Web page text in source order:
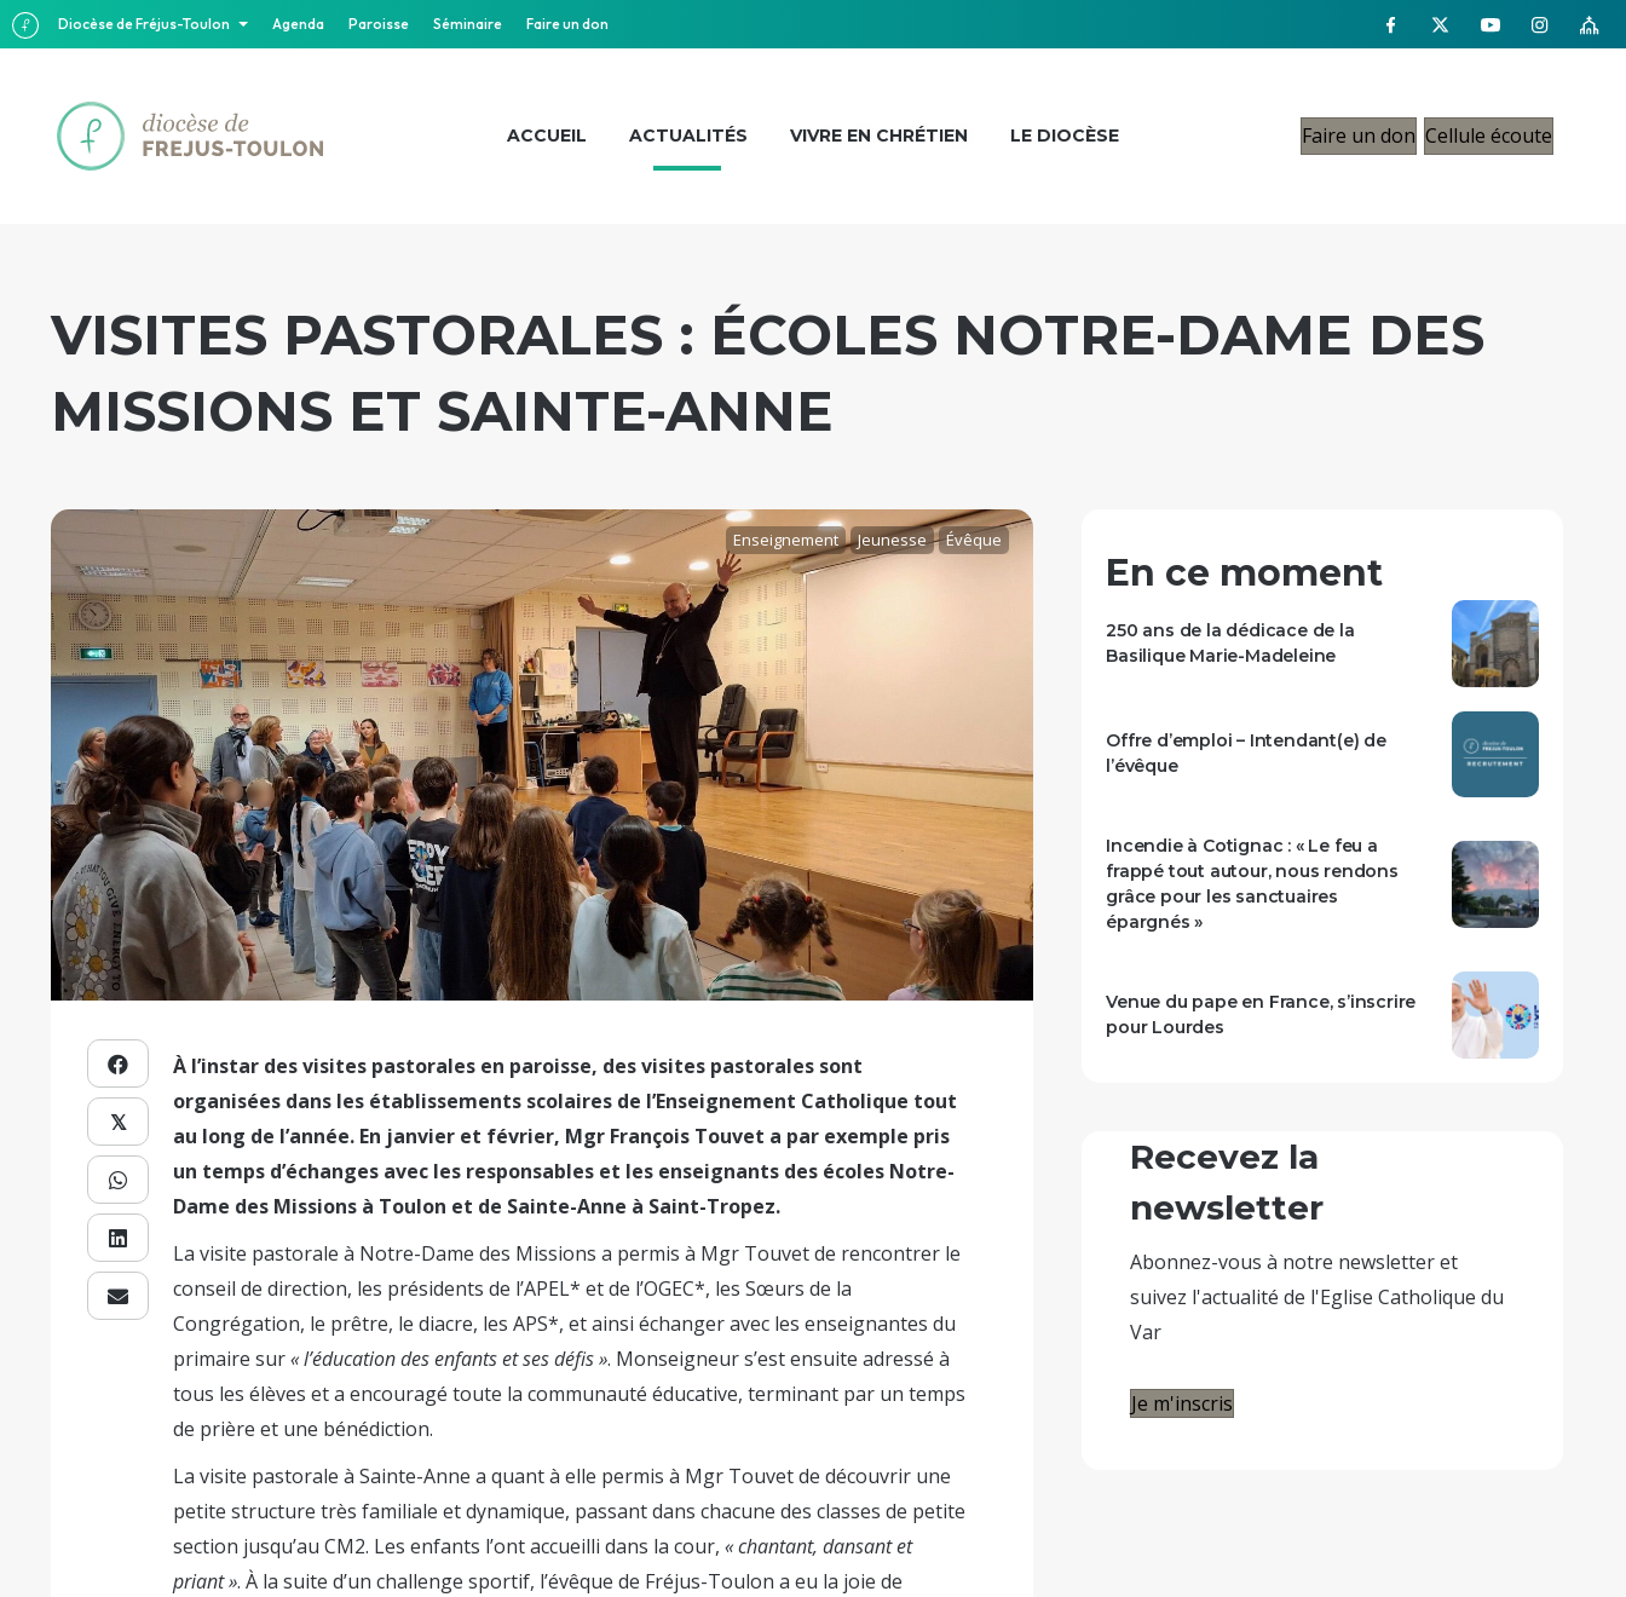
Diocèse de Fréjus-Toulon Agenda Paroisse Séminaire Faire un don
ACCUEIL ACTUALITÉS VIVRE EN CHRÉTIEN LE DIOCÈSE Faire un don Cellule écoute
VISITES PASTORALES : ÉCOLES NOTRE-DAME DES
MISSIONS ET SAINTE-ANNE
Enseignement Jeunesse Évêque
𝕏
À l’instar des visites pastorales en paroisse, des visites pastorales sont
organisées dans les établissements scolaires de l’Enseignement Catholique tout
au long de l’année. En janvier et février, Mgr François Touvet a par exemple pris
un temps d’échanges avec les responsables et les enseignants des écoles Notre-
Dame des Missions à Toulon et de Sainte-Anne à Saint-Tropez.
La visite pastorale à Notre-Dame des Missions a permis à Mgr Touvet de rencontrer le
conseil de direction, les présidents de l’APEL* et de l’OGEC*, les Sœurs de la
Congrégation, le prêtre, le diacre, les APS*, et ainsi échanger avec les enseignantes du
primaire sur« l’éducation des enfants et ses défis ». Monseigneur s’est ensuite adressé à
tous les élèves et a encouragé toute la communauté éducative, terminant par un temps
de prière et une bénédiction.
La visite pastorale à Sainte-Anne a quant à elle permis à Mgr Touvet de découvrir une
petite structure très familiale et dynamique, passant dans chacune des classes de petite
section jusqu’au CM2. Les enfants l’ont accueilli dans la cour,« chantant, dansant et
priant ». À la suite d’un challenge sportif, l’évêque de Fréjus-Toulon a eu la joie de
En ce moment
250 ans de la dédicace de la
Basilique Marie-Madeleine
Offre d’emploi – Intendant(e) de
l’évêque
Incendie à Cotignac : « Le feu a
frappé tout autour, nous rendons
grâce pour les sanctuaires
épargnés »
Venue du pape en France, s’inscrire
pour Lourdes
Recevez la
newsletter
Abonnez-vous à notre newsletter et
suivez l'actualité de l'Eglise Catholique du
Var
Je m'inscris